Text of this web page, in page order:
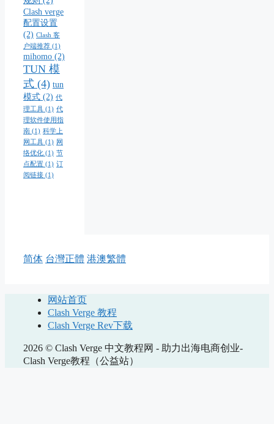
Clash verge
配置设置
(2) Clash 客
户端推荐 (1)
mihomo (2)
TUN 模
式 (4) tun
模式 (2) 代
理工具 (1) 代
理软件使用指
南 (1) 科学上
网工具 (1) 网
络优化 (1) 节
点配置 (1) 订
阅链接 (1)
简体 台灣正體 港澳繁體
网站首页
Clash Verge 教程
Clash Verge Rev下载
2026 © Clash Verge 中文教程网 - 助力出海电商创业-
Clash Verge教程（公益站）